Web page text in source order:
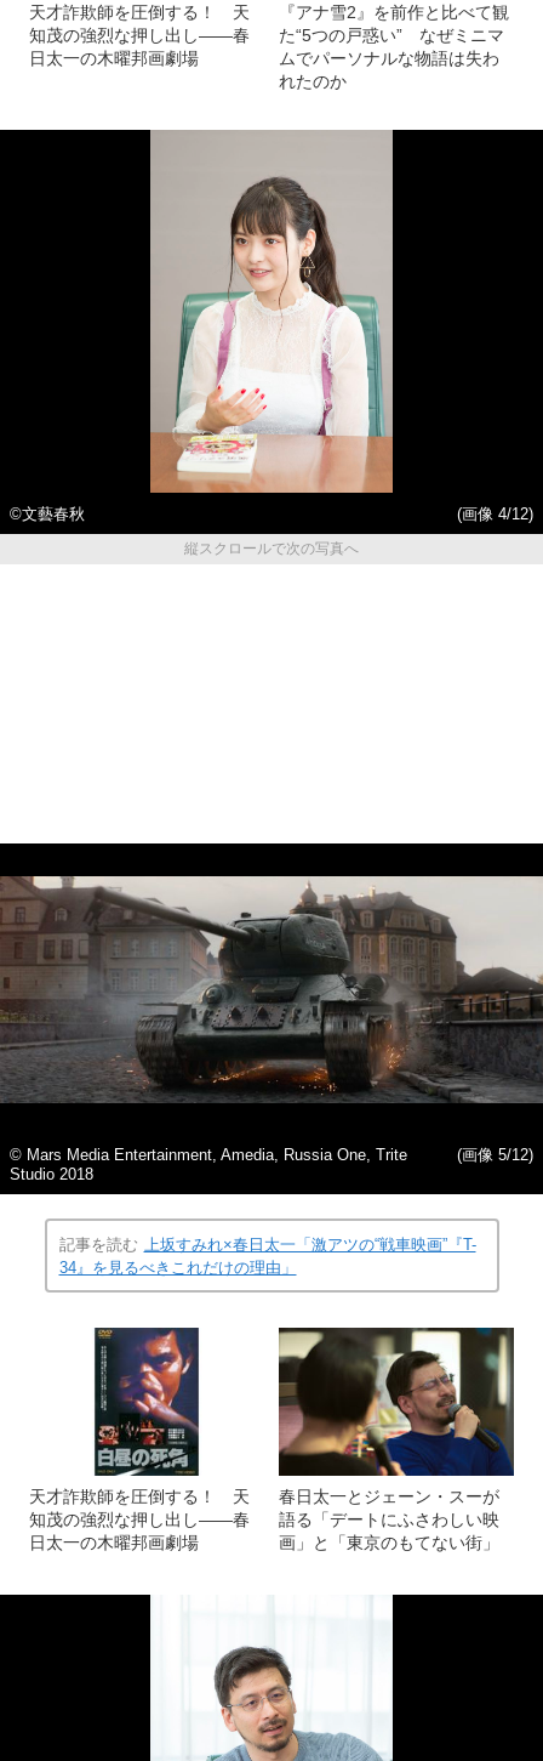
天才詐欺師を圧倒する！ 天
知茂の強烈な押し出し――春
日太一の木曜邦画劇場
『アナ雪2』を前作と比べて観
た“5つの戸惑い” なぜミニマ
ムでパーソナルな物語は失わ
れたのか
©文藝春秋
(画像 4/12)
縦スクロールで次の写真へ
© Mars Media Entertainment, Amedia, Russia One, Trite
Studio 2018
(画像 5/12)
記事を読む
上坂すみれ×春日太一「激アツの“戦車映画”『T-
34』を見るべきこれだけの理由」
天才詐欺師を圧倒する！ 天
知茂の強烈な押し出し――春
日太一の木曜邦画劇場
春日太一とジェーン・スーが
語る「デートにふさわしい映
画」と「東京のもてない街」